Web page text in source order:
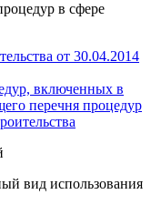
в сфере
от 30.04.2014
включенных в
перечня процедур
вид использования